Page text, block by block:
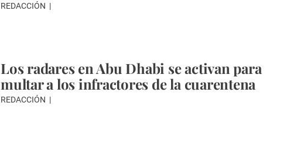
REDACCIÓN
Los radares en Abu Dhabi se activan para
multar a los infractores de la cuarentena
REDACCIÓN